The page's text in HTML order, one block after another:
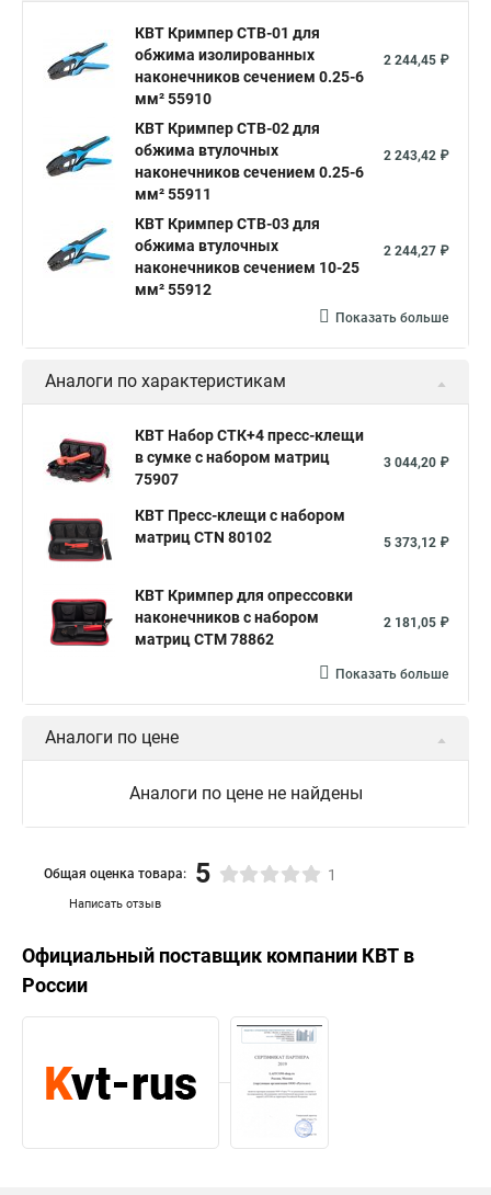
КВТ Кримпер CTB-01 для
обжима изолированных
наконечников сечением 0.25-6
мм² 55910
2 244,45 ₽
КВТ Кримпер CTB-02 для
обжима втулочных
наконечников сечением 0.25-6
мм² 55911
2 243,42 ₽
КВТ Кримпер CTB-03 для
обжима втулочных
наконечников сечением 10-25
мм² 55912
2 244,27 ₽
Показать больше
Аналоги по характеристикам
КВТ Набор СТК+4 пресс-клещи
в сумке с набором матриц
75907
3 044,20 ₽
КВТ Пресс-клещи с набором
матриц CTN 80102
5 373,12 ₽
КВТ Кримпер для опрессовки
наконечников с набором
матриц CTM 78862
2 181,05 ₽
Показать больше
Аналоги по цене
Аналоги по цене не найдены
Написать отзыв
Общая оценка товара: 5 1
Официальный поставщик компании КВТ в
России